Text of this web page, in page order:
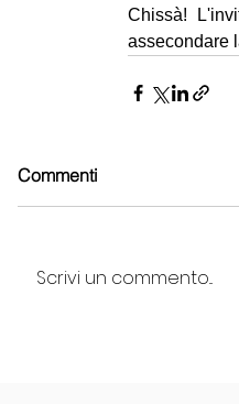
Chissà!
assecondare
Commenti
Scrivi un commento...